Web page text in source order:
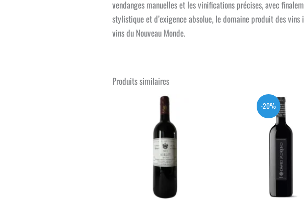
vendanges manuelles et les vinifications précises, avec
stylistique et d’exigence absolue, le domaine produit des
vins du Nouveau Monde.
Produits similaires
-20%